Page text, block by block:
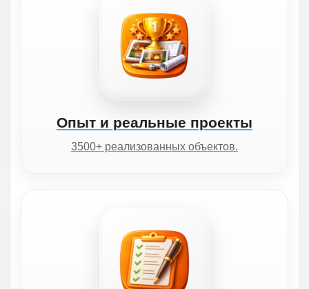
Опыт и реальные проекты
3500+ реализованных объектов.